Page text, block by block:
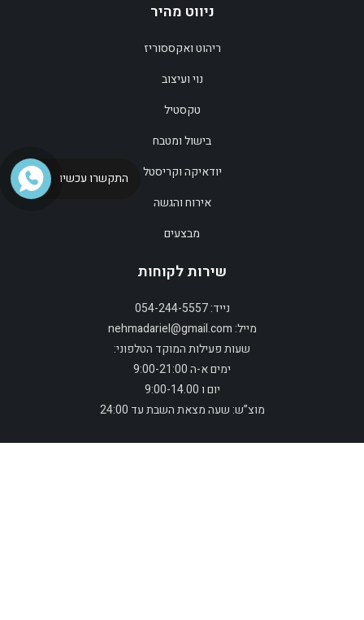
ניווט מהיר
ריהוט ואקססוריז
נוי ועיצוב
טקסטיל
בישול ומטבח
יודאיקה וקריסטל
אירוח והגשה
מבצעים
שירות לקוחות
נייד: 054-244-5557
מייל: nehmadariel@gmail.com
שעות פעילות המוקד הטלפוני:
ימים א-ה 9:00-21:00
יום ו 9:00-14.00
מוצ”ש: שעה מצאת השבת עד 24:00
התקשרו עכשיו